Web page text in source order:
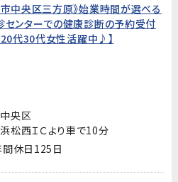
市中央区三方原》始業時間が選べる
ンターでの健康診断の予約受付
20代30代女性活躍中♪】
央区
松西ＩＣより車で10分
休日125日